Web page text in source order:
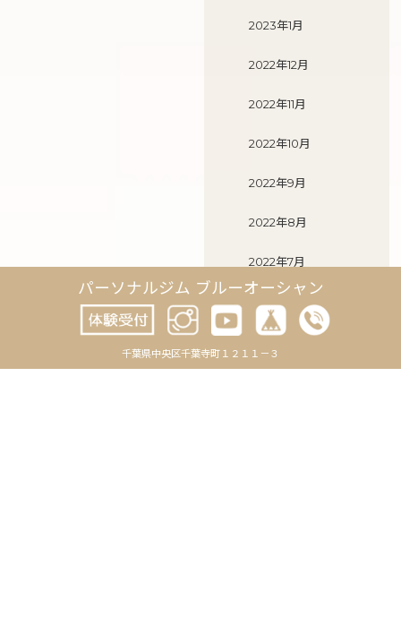
2023年1月
2022年12月
2022年11月
2022年10月
2022年9月
2022年8月
2022年7月
パーソナルジム ブルーオーシャン
千葉県中央区千葉寺町１２１１－３